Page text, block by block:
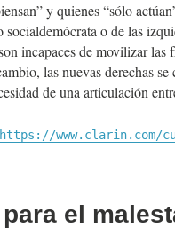
y quienes “sólo
socialdemócrata o de las
incapaces de movilizar las
las nuevas derechas
de una articulación
https://
el